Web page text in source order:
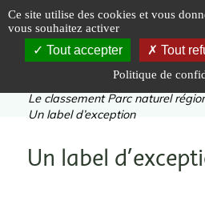
Accueil | Le Parc
Le classement Parc naturel
Un label d’exception
Un label
Panneau de gestion des cookies
Ce site utilise des cookies et vous
vous souhaitez activer
Tout accepter Tout
Politique de